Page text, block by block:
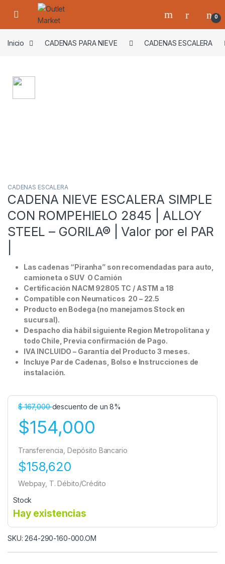
Skip to navigation
Skip to content
0
Inicio CADENAS PARA NIEVE CADENAS ESCALERA
CADENAS ESCALERA
CADENA NIEVE ESCALERA SIMPLE
CON ROMPEHIELO 2845 | ALLOY
STEEL – GORILA® | Valor por el PAR
Las cadenas “Piranha” son recomendadas para auto,
camioneta o SUV O Camión
Certificación NACM 92805 TC / ASTM a 18
Compatible con Neumaticos 20 – 22.5
Producto en Bodega (no manejamos Stock en
sucursal).
Despacho dia hábil siguiente Region Metropolitana y
todo Chile, Previa confirmación de Pago.
IVA INCLUIDO – Garantía del Producto 3 meses.
Incluye Par de Cadenas, Bolso e Instrucciones de
instalación.
$167,000descuento de un 8%
$154,000
Transferencia, Depósito Bancario
$158,620
Webpay, T. Débito/Crédito
Stock
Hay existencias
SKU: 264-290-160-000.OM